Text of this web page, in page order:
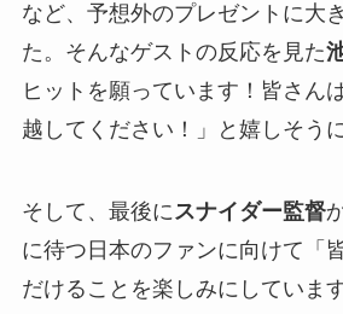
など、予想外のプレゼントに大
た。そんなゲストの反応を見た
ヒットを願っています！皆さん
越してください！」と嬉しそう
そして、最後にスナイダー監督
に待つ日本のファンに向けて「
だけることを楽しみにしていま